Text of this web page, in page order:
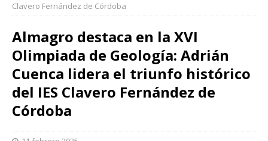
Clavero Fernández de Córdoba
Almagro destaca en la XVI
Olimpiada de Geología: Adrián
Cuenca lidera el triunfo histórico
del IES Clavero Fernández de
Córdoba